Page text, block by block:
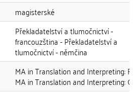
magisterské
Překladatelství a tlumočnictví -
francouzština - Překladatelství a
tlumočnictví - němčina
MA in Translation and Interpreting:
MA in Translation and Interpreting: